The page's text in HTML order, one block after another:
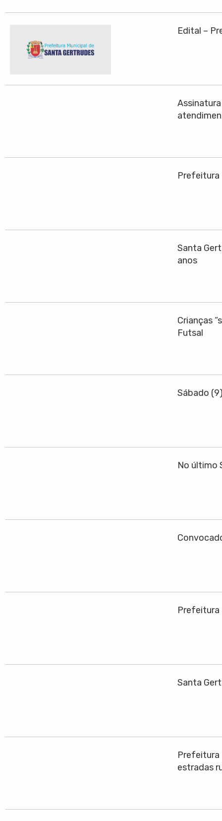
Edital –
Prefeitura
Santa
anos
Crianças
Futsal
Sábado
No último
Prefeitura
Santa
Prefeitura
estradas